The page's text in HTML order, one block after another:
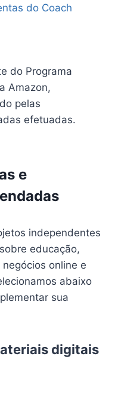
do Coach
do Programa
Amazon,
pelas
efetuadas.
e
independentes
educação,
online e
abaixo
sua
digitais